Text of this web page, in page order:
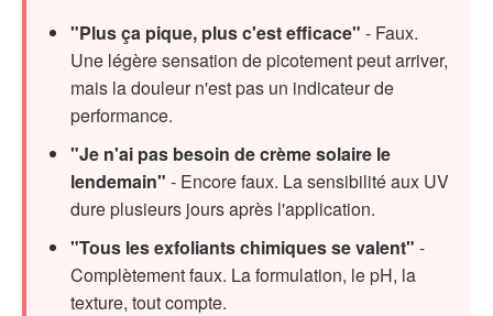
"Plus ça pique, plus c'est efficace" - Faux.
Une légère sensation de picotement peut arriver,
mais la douleur n'est pas un indicateur de
performance.
"Je n'ai pas besoin de crème solaire le
lendemain" - Encore faux. La sensibilité aux UV
dure plusieurs jours après l'application.
"Tous les exfoliants chimiques se valent" -
Complètement faux. La formulation, le pH, la
texture, tout compte.